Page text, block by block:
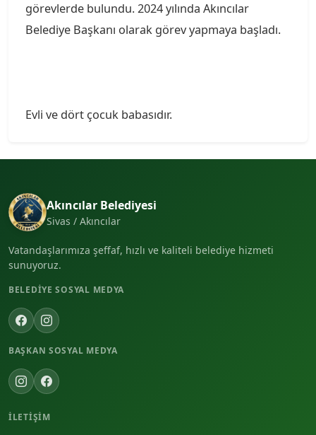
görevlerde bulundu. 2024 yılında Akıncılar
Belediye Başkanı olarak görev yapmaya başladı.
Evli ve dört çocuk babasıdır.
Akıncılar Belediyesi
Sivas / Akıncılar
Vatandaşlarımıza şeffaf, hızlı ve kaliteli belediye hizmeti
sunuyoruz.
BELEDIYE SOSYAL MEDYA
BAŞKAN SOSYAL MEDYA
İLETIŞIM